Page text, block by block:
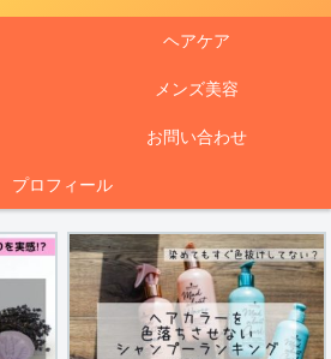
ヘアケア
メンズ美容
お問い合わせ
プロフィール